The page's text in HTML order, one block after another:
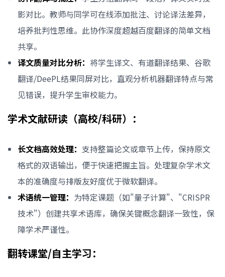
影对比。教师与同学可在线添加批注、讨论译法差异，
培养批判性思维。此协作深度超越百度翻译的简单文档
共享。
译文质量对比分析： 将学生译文、有道翻译结果、谷歌
翻译/DeePL结果同屏对比，直观分析机器翻译特点与常
见错误，提升学生审校能力。
学术文献研读（高校/科研）：
长文档高效处理： 支持整篇论文或章节上传，保持原文
格式的双语输出，便于快速把握主旨。处理复杂学术文
本的准确度与排版友好度优于微软翻译。
术语统一管理： 为特定课题（如"量子计算"、"CRISPR
技术"）创建共享术语库，确保关键概念翻译一致性，保
障学术严谨性。
翻转课堂/自主学习：